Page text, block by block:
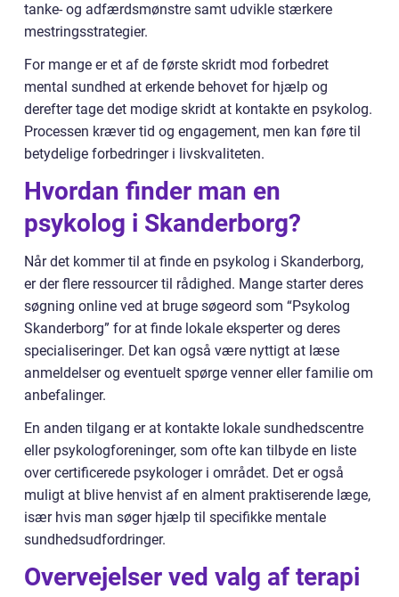
tanke- og adfærdsmønstre samt udvikle stærkere
mestringsstrategier.
For mange er et af de første skridt mod forbedret
mental sundhed at erkende behovet for hjælp og
derefter tage det modige skridt at kontakte en psykolog.
Processen kræver tid og engagement, men kan føre til
betydelige forbedringer i livskvaliteten.
Hvordan finder man en
psykolog i Skanderborg?
Når det kommer til at finde en psykolog i Skanderborg,
er der flere ressourcer til rådighed. Mange starter deres
søgning online ved at bruge søgeord som “Psykolog
Skanderborg” for at finde lokale eksperter og deres
specialiseringer. Det kan også være nyttigt at læse
anmeldelser og eventuelt spørge venner eller familie om
anbefalinger.
En anden tilgang er at kontakte lokale sundhedscentre
eller psykologforeninger, som ofte kan tilbyde en liste
over certificerede psykologer i området. Det er også
muligt at blive henvist af en alment praktiserende læge,
især hvis man søger hjælp til specifikke mentale
sundhedsudfordringer.
Overvejelser ved valg af terapi